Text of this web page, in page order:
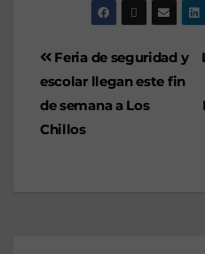
Feria de seguridad y
escolar llegan este fin
de semana a Los
Chillos